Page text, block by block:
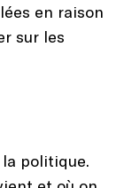
en raison
sur les
la politique.